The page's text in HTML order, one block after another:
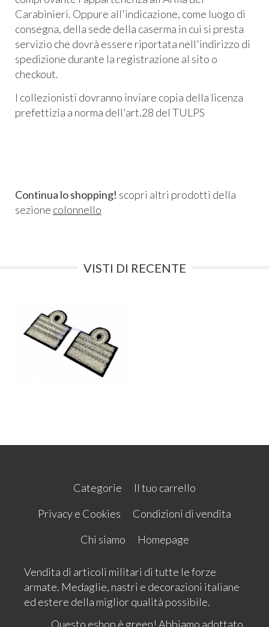
Carabinieri. Oppure all'indicazione, come luogo di
consegna, della sede della caserma in cui si presta
servizio che dovrà essere riportata nell'indirizzo di
spedizione durante la registrazione al sito o
checkout.
I collezionisti dovranno inviare copia della licenza
prefettizia a norma dell'art.28 del TULPS
Continua lo shopping! scopri altri prodotti della
sezione colonnello
VISTI DI RECENTE
Categorie
Il tuo carrello
Privacy e Cookies
Condizioni di vendita
Chi siamo
Homepage
Vendita di articoli militari di tutte le forze
armate. Medaglie, nastri e decorazioni italiane
ed estere della miglior qualità possibile.
Questo eshop è green! Abbiamo adottato